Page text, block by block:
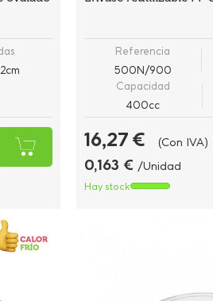
Referencia
500N/900
Capacidad
400cc
16,27 € (Con IVA)
0,163 € /Unidad
Hay stock